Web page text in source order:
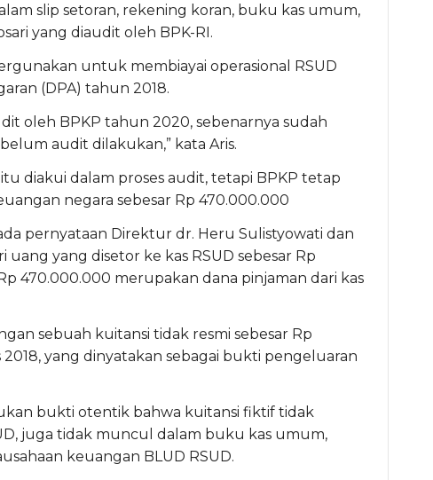
slip setoran, rekening koran, buku kas umum,
yang diaudit oleh BPK-RI.
untuk membiayai operasional RSUD
(DPA) tahun 2018.
oleh BPKP tahun 2020, sebenarnya sudah
audit dilakukan,” kata Aris.
diakui dalam proses audit, tetapi BPKP tetap
negara sebesar Rp 470.000.000
pernyataan Direktur dr. Heru Sulistyowati dan
uang yang disetor ke kas RSUD sebesar Rp
470.000.000 merupakan dana pinjaman dari kas
sebuah kuitansi tidak resmi sebesar Rp
yang dinyatakan sebagai bukti pengeluaran
bukti otentik bahwa kuitansi fiktif tidak
juga tidak muncul dalam buku kas umum,
keuangan BLUD RSUD.